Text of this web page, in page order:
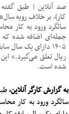
صد آنلاین | طبق
کار)، بر خلاف رویه
جمله‌ای اضافه شده که
ریال تعلق می‌گیرد.»
شده است.
به گزارش کارگر آنلاین،